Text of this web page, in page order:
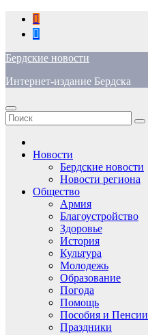
Перейти
содержимому
Бердские новости
Интернет-издание Бердска
Новости
Бердские новости
Новости региона
Общество
Армия
Благоустройство
Здоровье
История
Культура
Молодежь
Образование
Погода
Помощь
Пособия и Пенсии
Праздники